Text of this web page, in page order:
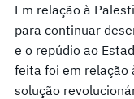
Em relação à
para continuar
e o repúdio ao
feita foi em relação
solução